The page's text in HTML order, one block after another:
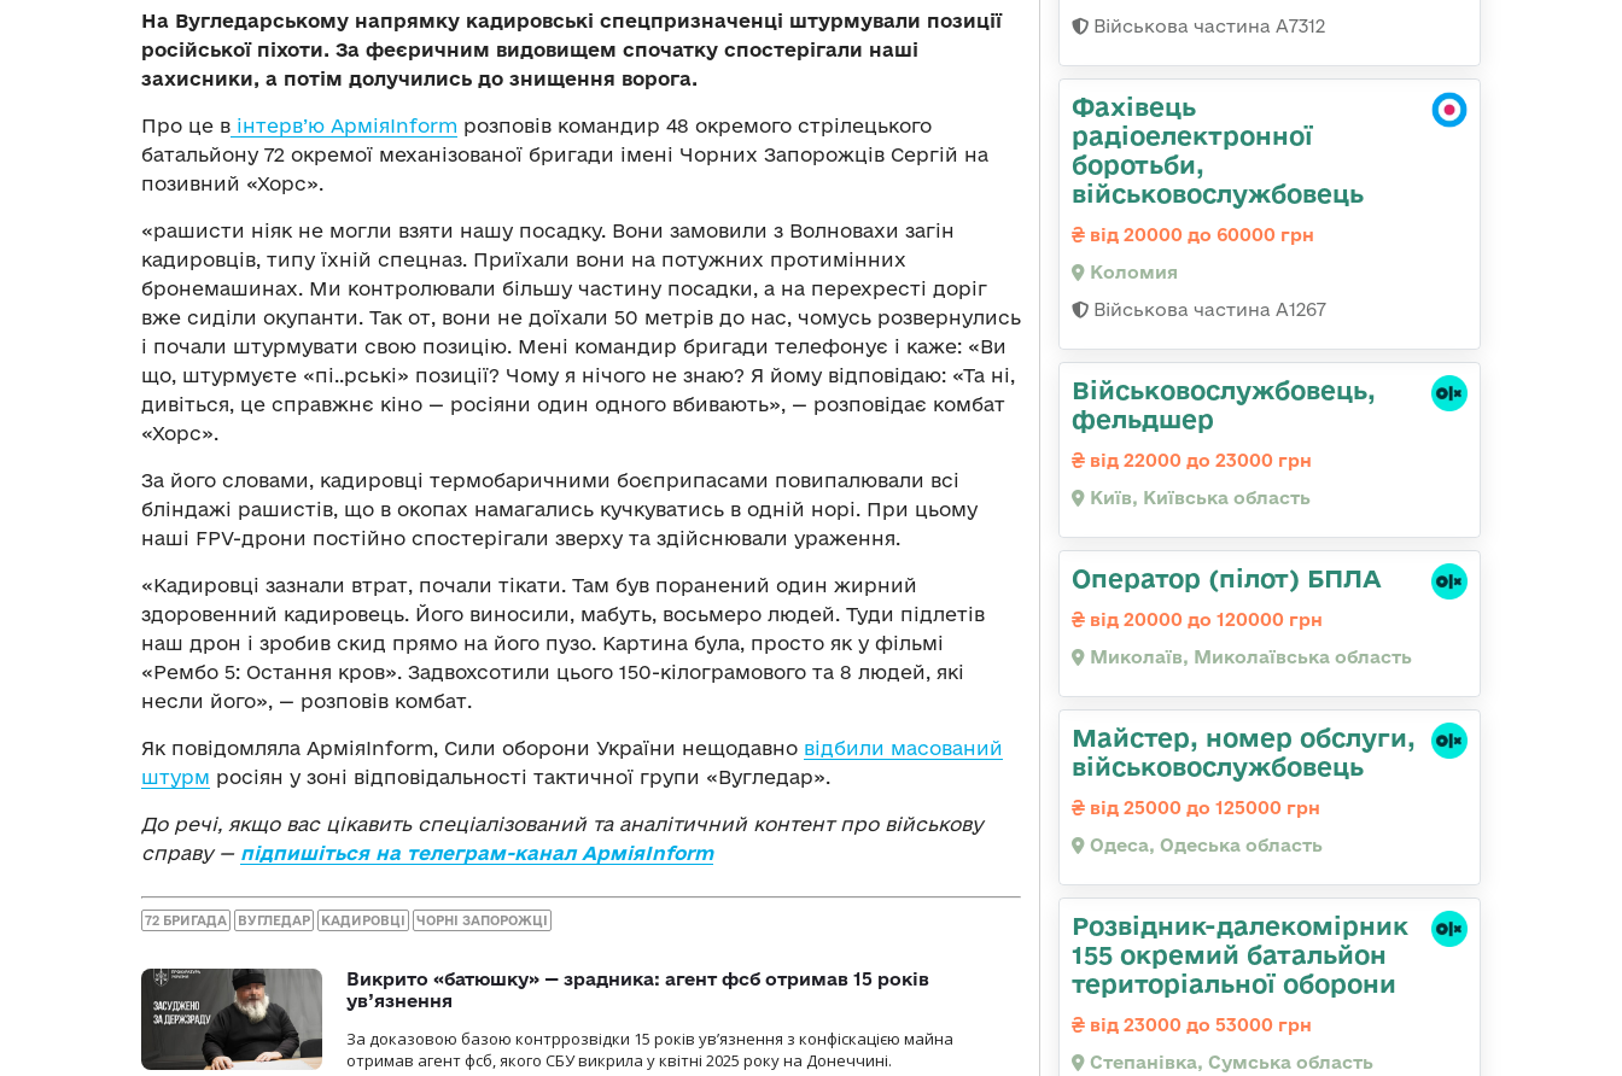
На Вугледарському напрямку кадировські спецпризначенці штурмували позиції
російської піхоти. За феєричним видовищем спочатку спостерігали наші
захисники, а потім долучились до знищення ворога.
Про це в інтерв’ю АрміяInform розповів командир 48 окремого стрілецького
батальйону 72 окремої механізованої бригади імені Чорних Запорожців Сергій на
позивний «Хорс».
«рашисти ніяк не могли взяти нашу посадку. Вони замовили з Волновахи загін
кадировців, типу їхній спецназ. Приїхали вони на потужних протимінних
бронемашинах. Ми контролювали більшу частину посадки, а на перехресті доріг
вже сиділи окупанти. Так от, вони не доїхали 50 метрів до нас, чомусь розвернулись
і почали штурмувати свою позицію. Мені командир бригади телефонує і каже: «Ви
що, штурмуєте «пі..рські» позиції? Чому я нічого не знаю? Я йому відповідаю: «Та ні,
дивіться, це справжнє кіно — росіяни один одного вбивають», — розповідає комбат
«Хорс».
За його словами, кадировці термобаричними боєприпасами повипалювали всі
бліндажі рашистів, що в окопах намагались кучкуватись в одній норі. При цьому
наші FPV-дрони постійно спостерігали зверху та здійснювали ураження.
«Кадировці зазнали втрат, почали тікати. Там був поранений один жирний
здоровенний кадировець. Його виносили, мабуть, восьмеро людей. Туди підлетів
наш дрон і зробив скид прямо на його пузо. Картина була, просто як у фільмі
«Рембо 5: Остання кров». Задвохсотили цього 150-кілограмового та 8 людей, які
несли його», — розповів комбат.
Як повідомляла АрміяInform, Сили оборони України нещодавно відбили масований
штурм росіян у зоні відповідальності тактичної групи «Вугледар».
До речі, якщо вас цікавить спеціалізований та аналітичний контент про військову
справу — підпишіться на телеграм-канал АрміяInform
72 БРИГАДА ВУГЛЕДАР КАДИРОВЦІ ЧОРНІ ЗАПОРОЖЦІ
Викрито «батюшку» — зрадника: агент фсб отримав 15 років
ув’язнення
За доказовою базою контррозвідки 15 років увʼязнення з конфіскацією майна
отримав агент фсб, якого СБУ викрила у квітні 2025 року на Донеччині.
Військова частина А7312
Фахівець
радіоелектронної
боротьби,
військовослужбовець
від 20000 до 60000 грн
Коломия
Військова частина А1267
Військовослужбовець,
фельдшер
від 22000 до 23000 грн
Київ, Київська область
Оператор (пілот) БПЛА
від 20000 до 120000 грн
Миколаїв, Миколаївська область
Майстер, номер обслуги,
військовослужбовець
від 25000 до 125000 грн
Одеса, Одеська область
Розвідник-далекомірник
155 окремий батальйон
територіальної оборони
від 23000 до 53000 грн
Степанівка, Сумська область